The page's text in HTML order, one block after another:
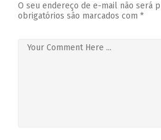
O seu endereço de e-mail não será
obrigatórios são marcados com *